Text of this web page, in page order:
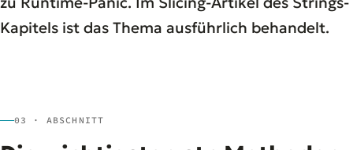
Kapitels ist das Thema ausführlich behandelt.
03 · ABSCHNITT